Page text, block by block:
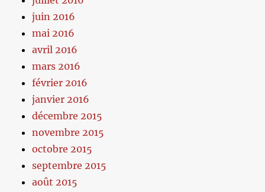
juin 2016
mai 2016
avril 2016
mars 2016
février 2016
janvier 2016
décembre 2015
novembre 2015
octobre 2015
septembre 2015
août 2015